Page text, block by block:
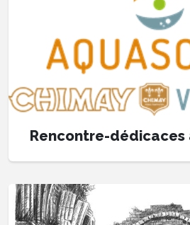
Rencontre-dédicaces